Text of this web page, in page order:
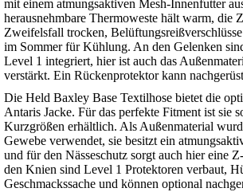
mit einem atmungsaktiven Mesh-Innenfutter
herausnehmbare Thermoweste hält warm, die
Zweifelsfall trocken,
im Sommer für Kühlung. An den Gelenken
Level 1 integriert, hier ist auch das
verstärkt. Ein Rückenprotektor kann
Die Held Baxley Base Textilhose bietet die
Antaris Jacke. Für das perfekte Fitment ist sie
Kurzgrößen erhältlich. Als Außenmaterial
Gewebe verwendet, sie besitzt ein
und für den Nässeschutz sorgt auch hier eine
den Knien sind Level 1 Protektoren verbaut,
Geschmackssache und können optional